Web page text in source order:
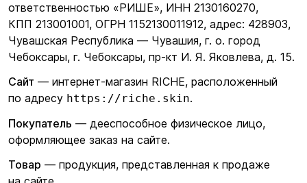
ответственностью «РИШЕ», ИНН 2130160270,
КПП 213001001, ОГРН 1152130011912, адрес: 428903,
Чувашская Республика — Чувашия, г. о. город
Чебоксары, г. Чебоксары, пр-кт И. Я. Яковлева, д. 15.
Сайт — интернет-магазин RICHE, расположенный
по адресу https://riche.skin.
Покупатель — дееспособное физическое лицо,
оформляющее заказ на сайте.
Товар — продукция, представленная к продаже